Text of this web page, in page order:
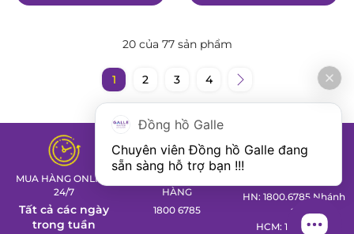
20 của 77 sản phẩm
1 2 3 4
MUA HÀNG ONLINE
24/7
Tất cả các ngày
trong tuần
HÀNG
1800 6785
HN: 1800.6785 Nhánh
2
HCM: 1800.6785
Đồng hồ Galle
Chuyên viên Đồng hồ Galle đang
sẵn sàng hỗ trợ bạn !!!